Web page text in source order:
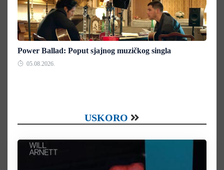
Power Ballad: Poput sjajnog muzičkog singla
05.08.2026.
USKORO